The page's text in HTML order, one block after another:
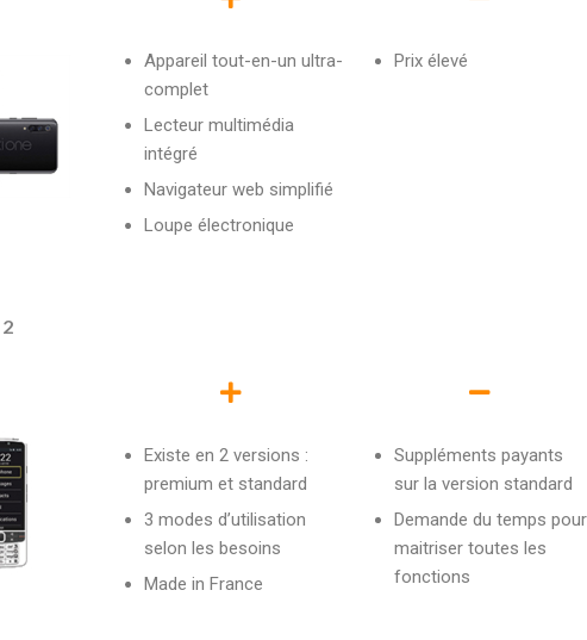
Appareil tout-en-un ultra-
complet
Lecteur multimédia
intégré
Navigateur web simplifié
Loupe électronique
Prix élevé
Existe en 2 versions :
premium et standard
3 modes d’utilisation
selon les besoins
Made in France
Suppléments payants
sur la version standard
Demande du temps pour
maitriser toutes les
fonctions